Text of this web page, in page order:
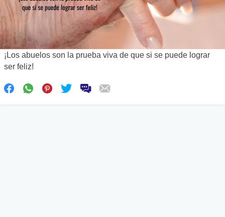
¡Los abuelos son la prueba viva de que si se puede lograr
ser feliz!